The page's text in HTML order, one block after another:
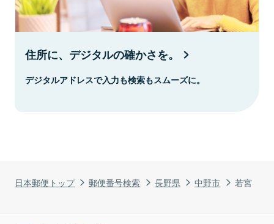
日本郵便トップ 郵便番号検索 長野県 中野市 若宮
住所に、デジタルの確かさを。
デジタルアドレスで入力も検索もスムーズに。